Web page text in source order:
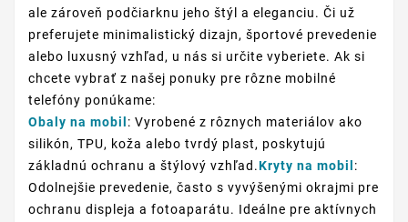
ale zároveň podčiarknu jeho štýl a eleganciu. Či už
preferujete minimalistický dizajn, športové prevedenie
alebo luxusný vzhľad, u nás si určite vyberiete. Ak si
chcete vybrať z našej ponuky pre rôzne mobilné
telefóny ponúkame:
Obaly na mobil : Vyrobené z rôznych materiálov ako
silikón, TPU, koža alebo tvrdý plast, poskytujú
základnú ochranu a štýlový vzhľad.Kryty na mobil :
Odolnejšie prevedenie, často s vyvýšenými okrajmi pre
ochranu displeja a fotoaparátu. Ideálne pre aktívnych